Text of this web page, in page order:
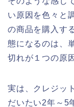
い原因を色々と
の商品を購入す
態になるのは、
切れが１つの原
実は、クレジッ
だいたい2年～5